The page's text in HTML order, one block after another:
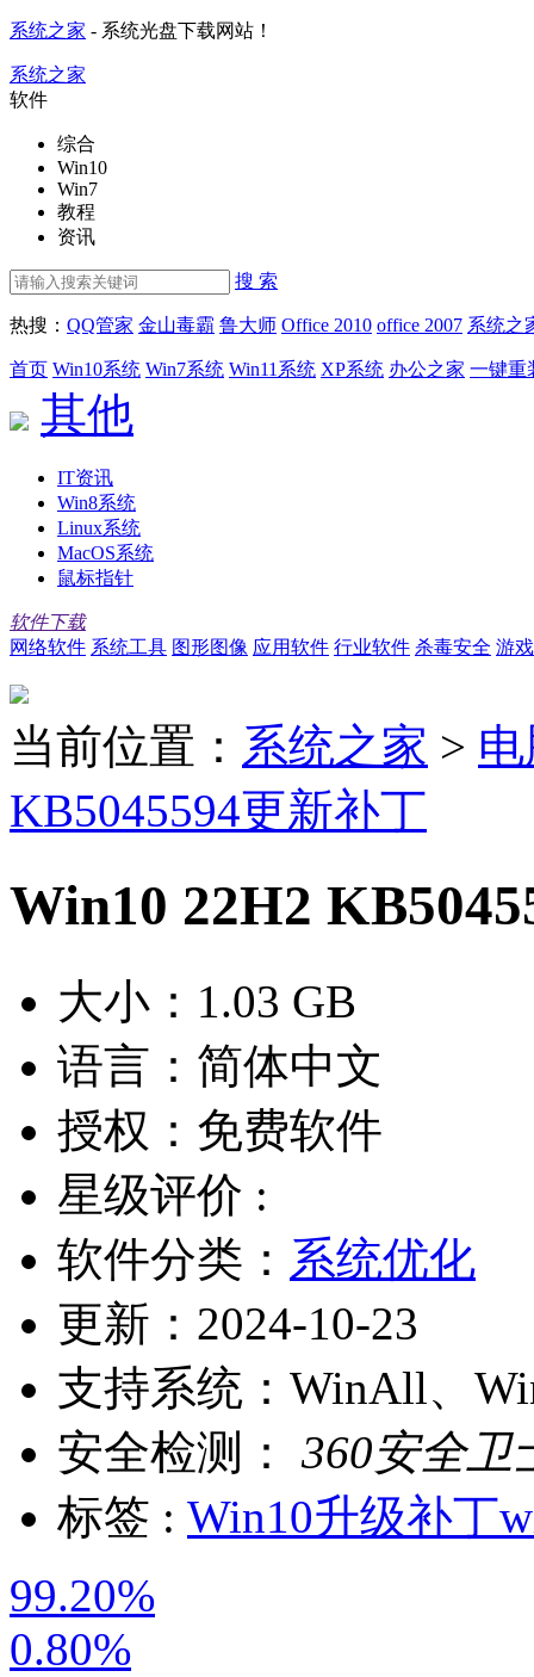
系统之家 - 系统光盘下载网站！
系统之家
软件
综合
Win10
Win7
教程
资讯
搜 索
热搜： QQ管家 金山毒霸 鲁大师 Office 2010 office 2007 系统之
首页 Win10系统 Win7系统 Win11系统 XP系统 办公之家 一键重
其他
IT资讯
Win8系统
Linux系统
MacOS系统
鼠标指针
软件下载
网络软件 系统工具 图形图像 应用软件 行业软件 杀毒安全 游
当前位置： 系统之家 >
KB5045594更新补丁
Win10 22H2
大小： 1.03 GB
语言： 简体中文
授权： 免费软件
星级评价 :
软件分类： 系统优化
更新： 2024-10-23
支持系统： WinAll、
安全检测：
360安全卫
标签 : Win10升级补丁
99.20%
0.80%